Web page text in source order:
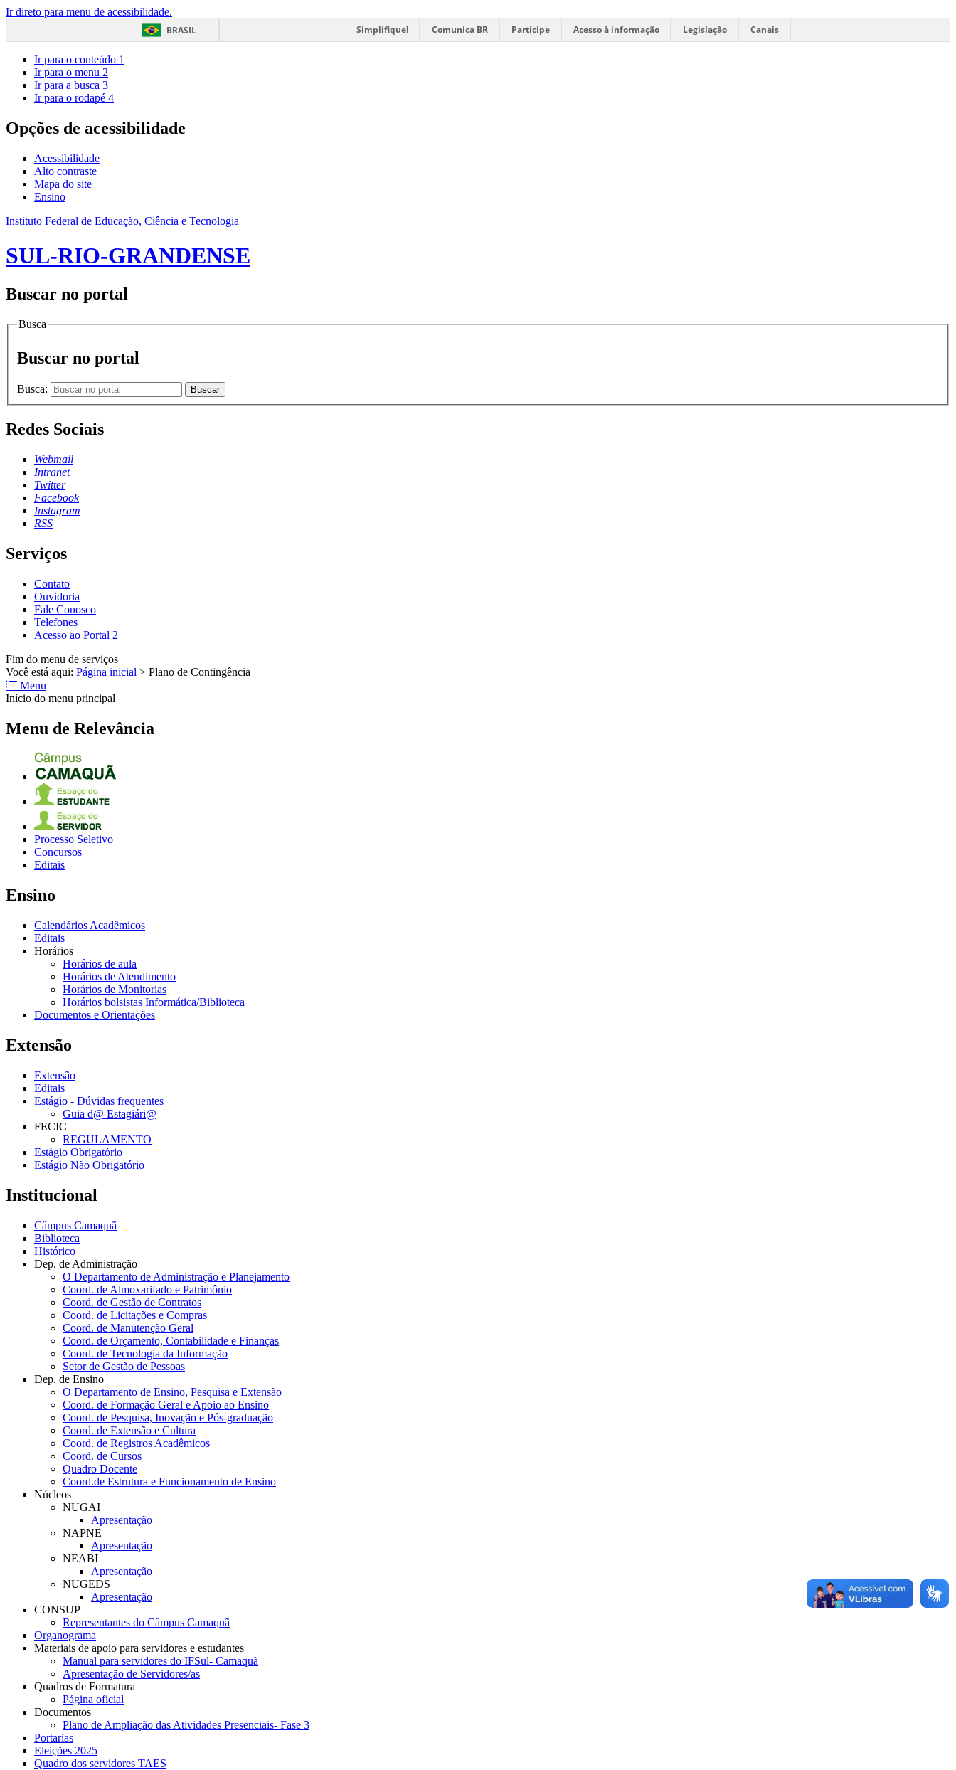
Ir direto para menu de acessibilidade.
BRASIL
Simplifique! Comunica BR Participe Acesso à informação Legislação Canais
Ir para o conteúdo 1
Ir para o menu 2
Ir para a busca 3
Ir para o rodapé 4
Opções de acessibilidade
Acessibilidade
Alto contraste
Mapa do site
Ensino
Instituto Federal de Educação, Ciência e Tecnologia
SUL-RIO-GRANDENSE
Buscar no portal
Busca
Buscar no portal
Busca: Buscar
Redes Sociais
Webmail
Intranet
Twitter
Facebook
Instagram
RSS
Serviços
Contato
Ouvidoria
Fale Conosco
Telefones
Acesso ao Portal 2
Fim do menu de serviços
Você está aqui: Página inicial > Plano de Contingência
Menu
Início do menu principal
Menu de Relevância
Processo Seletivo
Concursos
Editais
Ensino
Calendários Acadêmicos
Editais
Horários
Horários de aula
Horários de Atendimento
Horários de Monitorias
Horários bolsistas Informática/Biblioteca
Documentos e Orientações
Extensão
Extensão
Editais
Estágio - Dúvidas frequentes
Guia d@ Estagiári@
FECIC
REGULAMENTO
Estágio Obrigatório
Estágio Não Obrigatório
Institucional
Câmpus Camaquã
Biblioteca
Histórico
Dep. de Administração
O Departamento de Administração e Planejamento
Coord. de Almoxarifado e Patrimônio
Coord. de Gestão de Contratos
Coord. de Licitações e Compras
Coord. de Manutenção Geral
Coord. de Orçamento, Contabilidade e Finanças
Coord. de Tecnologia da Informação
Setor de Gestão de Pessoas
Dep. de Ensino
O Departamento de Ensino, Pesquisa e Extensão
Coord. de Formação Geral e Apoio ao Ensino
Coord. de Pesquisa, Inovação e Pós-graduação
Coord. de Extensão e Cultura
Coord. de Registros Acadêmicos
Coord. de Cursos
Quadro Docente
Coord.de Estrutura e Funcionamento de Ensino
Núcleos
NUGAI
Apresentação
NAPNE
Apresentação
NEABI
Apresentação
NUGEDS
Apresentação
CONSUP
Representantes do Câmpus Camaquã
Organograma
Materiais de apoio para servidores e estudantes
Manual para servidores do IFSul- Camaquã
Apresentação de Servidores/as
Quadros de Formatura
Página oficial
Documentos
Plano de Ampliação das Atividades Presenciais- Fase 3
Portarias
Eleições 2025
Quadro dos servidores TAES